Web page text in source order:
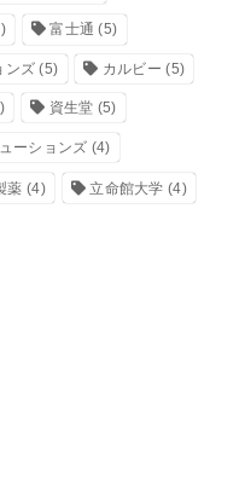
富士通 (5)
ンズ (5) カルビー (5)
資生堂 (5)
ーションズ (4)
薬 (4) 立命館大学 (4)